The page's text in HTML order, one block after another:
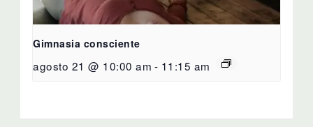
Gimnasia consciente
agosto 21 @ 10:00 am - 11:15 am